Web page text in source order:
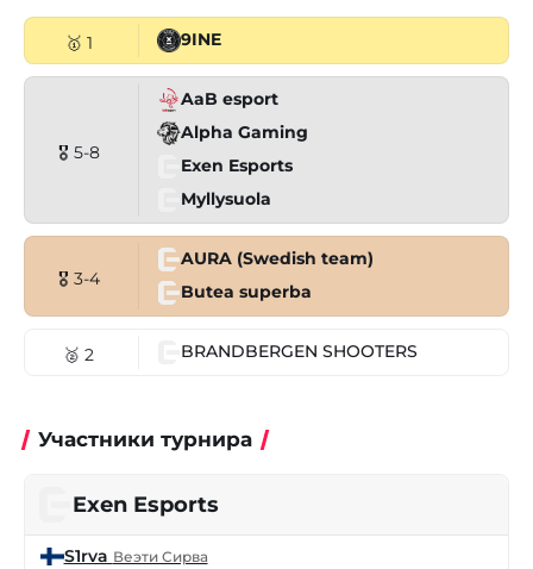
🥇 1 9INE
🎖 5-8
AaB esport
Alpha Gaming
Exen Esports
Myllysuola
🎖 3-4
AURA (Swedish team)
Butea superba
🥈 2 BRANDBERGEN SHOOTERS
Участники турнира
Exen Esports
S1rva Веэти Сирва